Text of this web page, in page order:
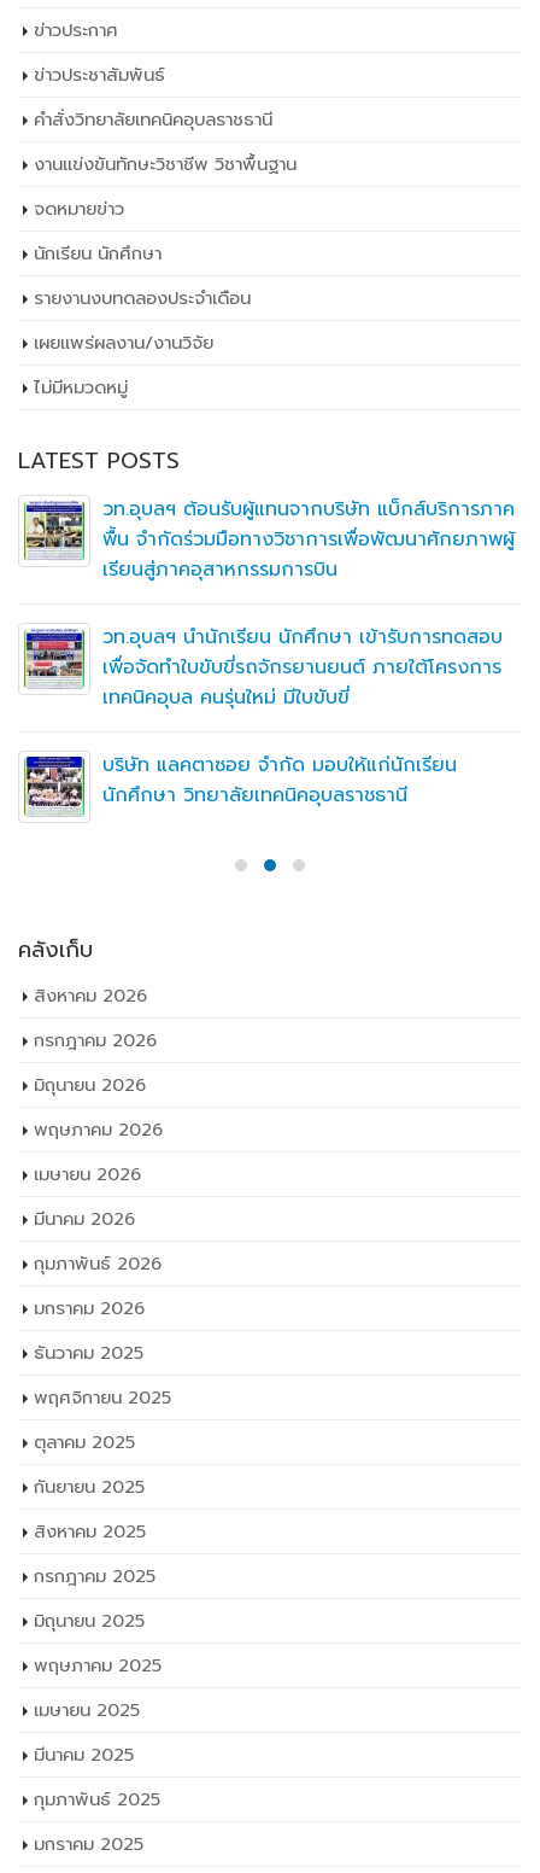
ข่าวประกาศ
ข่าวประชาสัมพันธ์
คำสั่งวิทยาลัยเทคนิคอุบลราชธานี
งานแข่งขันทักษะวิชาชีพ วิชาพื้นฐาน
จดหมายข่าว
นักเรียน นักศึกษา
รายงานงบทดลองประจำเดือน
เผยเเพร่ผลงาน/งานวิจัย
ไม่มีหมวดหมู่
LATEST POSTS
วท.อุบลฯ ต้อนรับผู้แทนจากบริษัท แบ็กส์บริการภาค
พื้น จำกัดร่วมมือทางวิชาการเพื่อพัฒนาศักยภาพผู้
เรียนสู่ภาคอุสาหกรรมการบิน
วท.อุบลฯ นำนักเรียน นักศึกษา เข้ารับการทดสอบ
เพื่อจัดทำใบขับขี่รถจักรยานยนต์ ภายใต้โครงการ
เทคนิคอุบล คนรุ่นใหม่ มีใบขับขี่
บริษัท แลคตาซอย จำกัด มอบให้แก่นักเรียน
นักศึกษา วิทยาลัยเทคนิคอุบลราชธานี
คลังเก็บ
สิงหาคม 2026
กรกฎาคม 2026
มิถุนายน 2026
พฤษภาคม 2026
เมษายน 2026
มีนาคม 2026
กุมภาพันธ์ 2026
มกราคม 2026
ธันวาคม 2025
พฤศจิกายน 2025
ตุลาคม 2025
กันยายน 2025
สิงหาคม 2025
กรกฎาคม 2025
มิถุนายน 2025
พฤษภาคม 2025
เมษายน 2025
มีนาคม 2025
กุมภาพันธ์ 2025
มกราคม 2025